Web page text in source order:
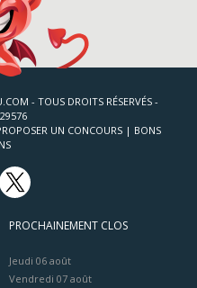
- TOUS DROITS RÉSERVÉS -
UN CONCOURS | BONS
PROCHAINEMENT CLOS
Jeudi 06 août
Vendredi 07 août